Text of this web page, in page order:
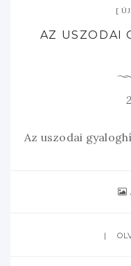
AZ USZODAI
Az uszodai